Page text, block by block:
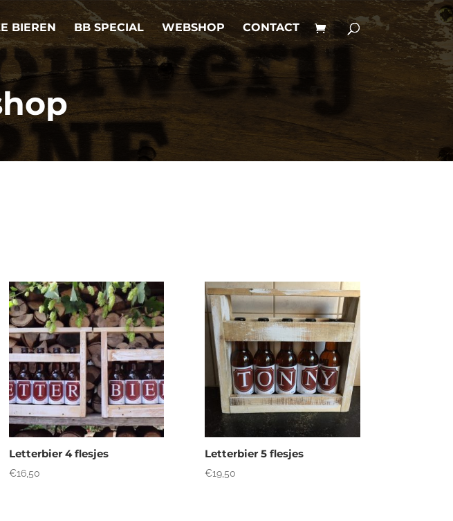
BIEREN BB SPECIAL WEBSHOP CONTACT
Letterbier 4 flesjes
€16,50
Letterbier 5 flesjes
€19,50